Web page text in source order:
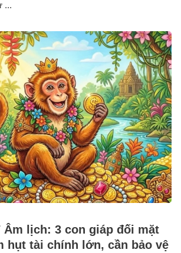
...
Âm lịch: 3 con giáp đối mặt
hụt tài chính lớn, cần bảo vệ